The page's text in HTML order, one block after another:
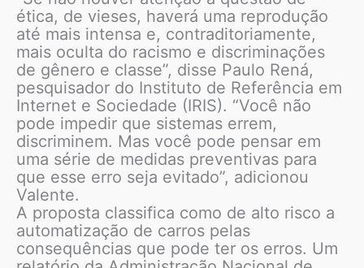
ética, de vieses, haverá uma reprodução
até mais intensa e, contraditoriamente,
mais oculta do racismo e discriminações
de gênero e classe”, disse Paulo Rená,
pesquisador do Instituto de Referência em
Internet e Sociedade (IRIS). “Você não
pode impedir que sistemas errem,
discriminem. Mas você pode pensar em
uma série de medidas preventivas para
que esse erro seja evitado”, adicionou
Valente.
A proposta classifica como de alto risco a
automatização de carros pelas
consequências que pode ter os erros. Um